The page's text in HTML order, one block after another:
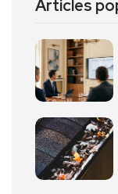
Articles